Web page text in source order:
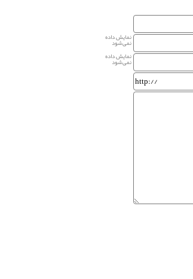
نمایش داده
نمی‌شود
نمایش داده
نمی‌شود